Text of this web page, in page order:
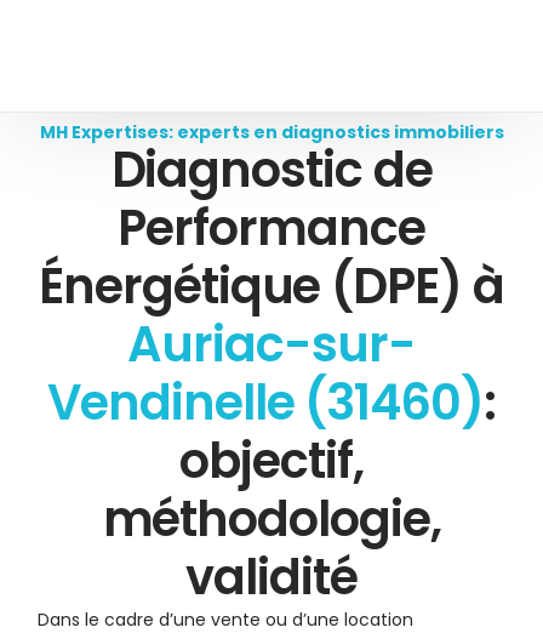
MH Expertises: experts en diagnostics immobiliers
Diagnostic de
Performance
Énergétique (DPE) à
Auriac-sur-
Vendinelle (31460):
objectif,
méthodologie,
validité
Dans le cadre d’une vente ou d’une location